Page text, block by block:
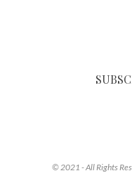
© 2021 - All Rights